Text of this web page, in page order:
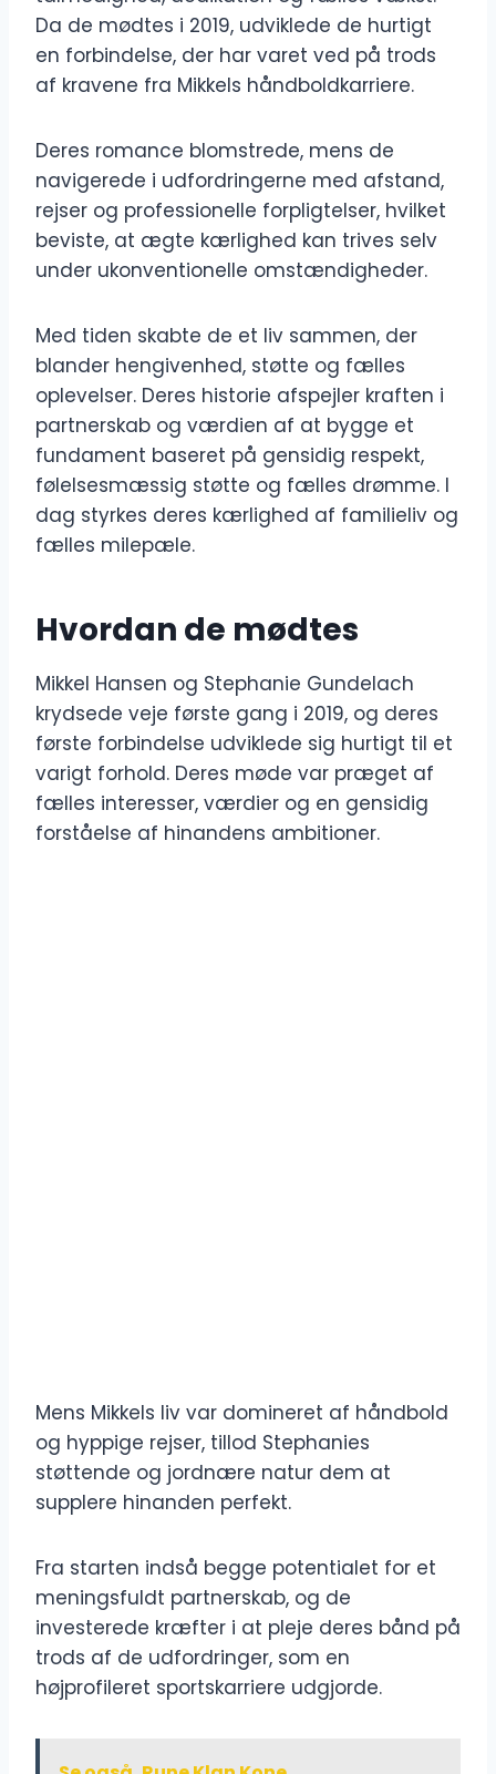
Da de mødtes i 2019, udviklede de hurtigt
en forbindelse, der har varet ved på trods
af kravene fra Mikkels håndboldkarriere.
Deres romance blomstrede, mens de
navigerede i udfordringerne med afstand,
rejser og professionelle forpligtelser, hvilket
beviste, at ægte kærlighed kan trives selv
under ukonventionelle omstændigheder.
Med tiden skabte de et liv sammen, der
blander hengivenhed, støtte og fælles
oplevelser. Deres historie afspejler kraften i
partnerskab og værdien af at bygge et
fundament baseret på gensidig respekt,
følelsesmæssig støtte og fælles drømme. I
dag styrkes deres kærlighed af familieliv og
fælles milepæle.
Hvordan de mødtes
Mikkel Hansen og Stephanie Gundelach
krydsede veje første gang i 2019, og deres
første forbindelse udviklede sig hurtigt til et
varigt forhold. Deres møde var præget af
fælles interesser, værdier og en gensidig
forståelse af hinandens ambitioner.
Mens Mikkels liv var domineret af håndbold
og hyppige rejser, tillod Stephanies
støttende og jordnære natur dem at
supplere hinanden perfekt.
Fra starten indså begge potentialet for et
meningsfuldt partnerskab, og de
investerede kræfter i at pleje deres bånd på
trods af de udfordringer, som en
højprofileret sportskarriere udgjorde.